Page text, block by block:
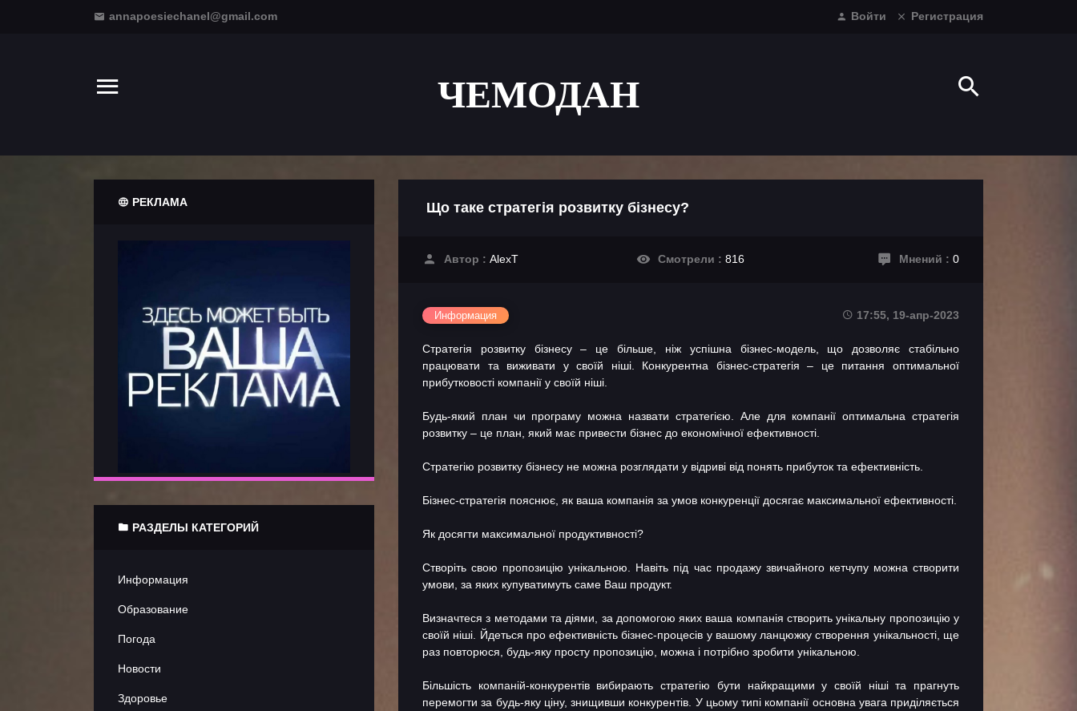
Театральные
Литиратурные
Мультфильмы
annapoesiechanel@gmail.com Войти Регистрация
ЧЕМОДАН
РЕКЛАМА
РАЗДЕЛЫ КАТЕГОРИЙ
Информация
Образование
Погода
Новости
Здоровье
Що таке стратегія розвитку бізнесу?
Автор : AlexT Смотрели :816 Мнений : 0
Информация 17:55, 19-апр-2023
Стратегія розвитку бізнесу – це більше, ніж успішна бізнес-модель, що дозволяє стабільно
працювати та виживати у своїй ніші. Конкурентна бізнес-стратегія – це питання оптимальної
прибутковості компанії у своїй ніші.
Будь-який план чи програму можна назвати стратегією. Але для компанії оптимальна стратегія
розвитку – це план, який має привести бізнес до економічної ефективності.
Стратегію розвитку бізнесу не можна розглядати у відриві від понять прибуток та ефективність.
Бізнес-стратегія пояснює, як ваша компанія за умов конкуренції досягає максимальної ефективності.
Як досягти максимальної продуктивності?
Створіть свою пропозицію унікальною. Навіть під час продажу звичайного кетчупу можна створити
умови, за яких купуватимуть саме Ваш продукт.
Визначтеся з методами та діями, за допомогою яких ваша компанія створить унікальну пропозицію у
своїй ніші. Йдеться про ефективність бізнес-процесів у вашому ланцюжку створення унікальності, ще
раз повторюся, будь-яку просту пропозицію, можна і потрібно зробити унікальною.
Більшість компаній-конкурентів вибирають стратегію бути найкращими у своїй ніші та прагнуть
перемогти за будь-яку ціну, знищивши конкурентів. У цьому типі компанії основна увага приділяється